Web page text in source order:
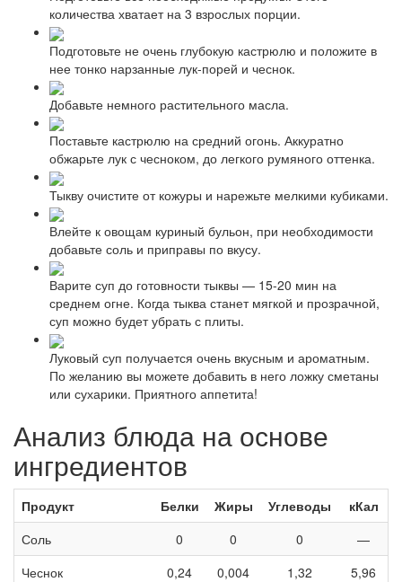
количества хватает на 3 взрослых порции.
Подготовьте не очень глубокую кастрюлю и положите в
нее тонко нарзанные лук-порей и чеснок.
Добавьте немного растительного масла.
Поставьте кастрюлю на средний огонь. Аккуратно
обжарьте лук с чесноком, до легкого румяного оттенка.
Тыкву очистите от кожуры и нарежьте мелкими кубиками.
Влейте к овощам куриный бульон, при необходимости
добавьте соль и приправы по вкусу.
Варите суп до готовности тыквы — 15-20 мин на
среднем огне. Когда тыква станет мягкой и прозрачной,
суп можно будет убрать с плиты.
Луковый суп получается очень вкусным и ароматным.
По желанию вы можете добавить в него ложку сметаны
или сухарики. Приятного аппетита!
Анализ блюда на основе
ингредиентов
Продукт Белки Жиры Углеводы
кКал
Соль
0 0 0
—
Чеснок
0,24 0,004 1,32
5,96